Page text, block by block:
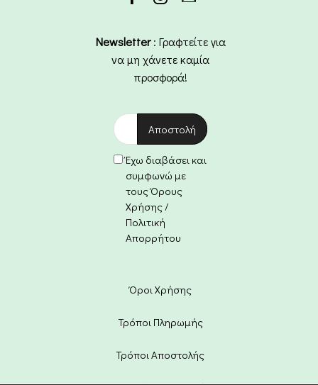
Newsletter: Γραφτείτε για
να μη χάνετε καμία
προσφορά!
Έχω διαβάσει και
συμφωνώ με
τους Όρους
Χρήσης /
Πολιτική
Απορρήτου
Όροι Χρήσης
Τρόποι Πληρωμής
Τρόποι Αποστολής